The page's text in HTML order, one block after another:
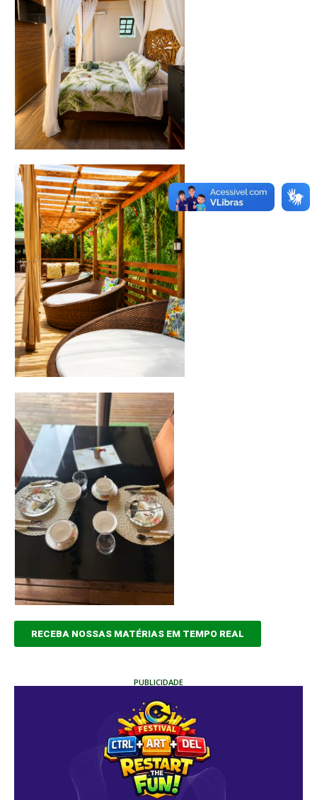
RECEBA NOSSAS MATÉRIAS EM TEMPO REAL
PUBLICIDADE